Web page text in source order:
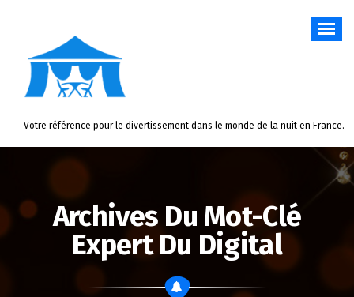
Votre référence pour le divertissement dans le monde de la nuit en France.
Archives Du Mot-Clé
Expert Du Digital